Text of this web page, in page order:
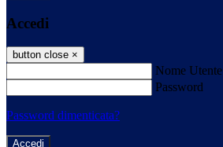
Accedi
button close ×
Nome Utente
Password
Password dimenticata?